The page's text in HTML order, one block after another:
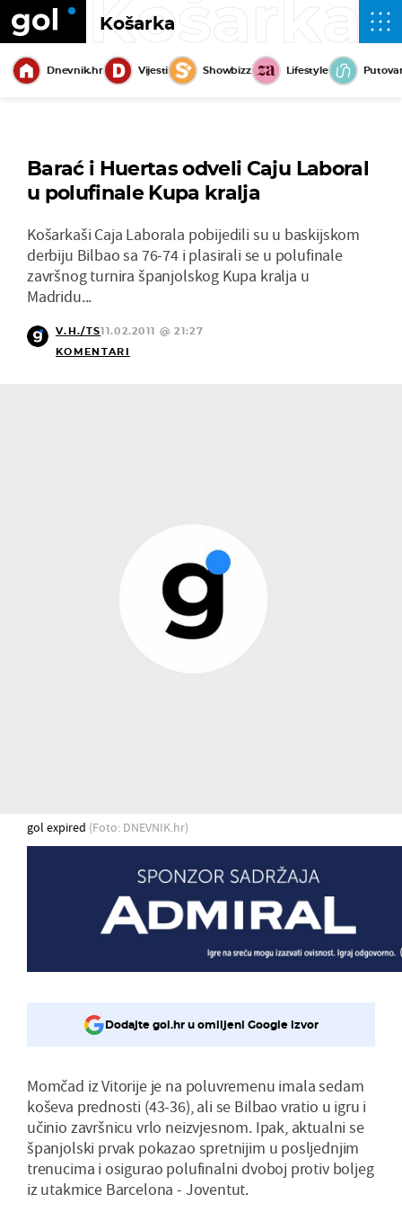
Košarka
Košarka
Dnevnik.hr Vijesti Showbizz Lifestyle
Barać i Huertas odveli Caju Laboral
u polufinale Kupa kralja
Košarkaši Caja Laborala pobijedili su u baskijskom
derbiju Bilbao sa 76-74 i plasirali se u polufinale
završnog turnira španjolskog Kupa kralja u
Madridu...
V.H./TS11.02.2011 @ 21:27
KOMENTARI
gol expired (Foto: DNEVNIK.hr)
Dodajte gol.hr u omiljeni Google izvor
Momčad iz Vitorije je na poluvremenu imala sedam
koševa prednosti (43-36), ali se Bilbao vratio u igru i
učinio završnicu vrlo neizvjesnom. Ipak, aktualni se
španjolski prvak pokazao spretnijim u posljednjim
trenucima i osigurao polufinalni dvoboj protiv boljeg
iz utakmice Barcelona - Joventut.